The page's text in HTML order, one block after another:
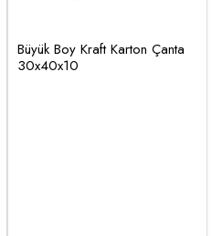
Büyük Boy Kraft Karton Çanta
30x40x10